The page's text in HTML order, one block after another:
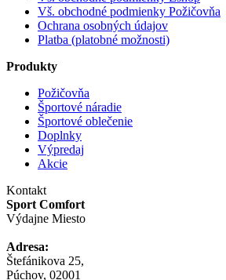
Vš. obchodné podmienky Požičovňa
Ochrana osobných údajov
Platba (platobné možnosti)
Produkty
Požičovňa
Športové náradie
Športové oblečenie
Doplnky
Výpredaj
Akcie
Kontakt
Sport Comfort
Výdajne Miesto
Adresa:
Štefánikova 25,
Púchov, 02001